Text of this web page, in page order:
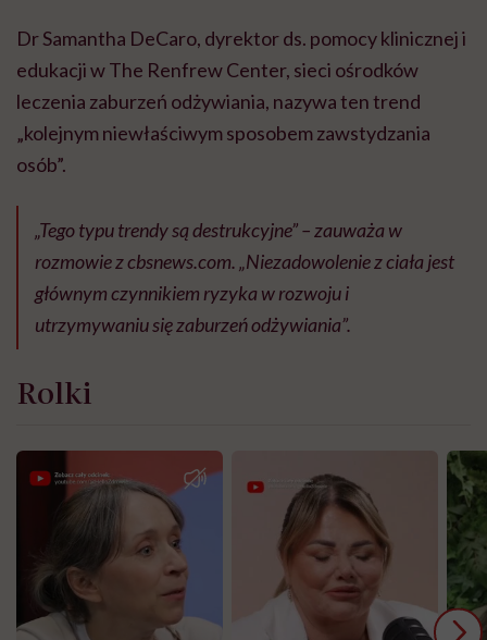
Dr Samantha DeCaro, dyrektor ds. pomocy klinicznej i
edukacji w The Renfrew Center, sieci ośrodków
leczenia zaburzeń odżywiania, nazywa ten trend
„kolejnym niewłaściwym sposobem zawstydzania
osób”.
„Tego typu trendy są destrukcyjne” – zauważa w
rozmowie zcbsnews.com. „Niezadowolenie z ciała jest
głównym czynnikiem ryzyka w rozwoju i
utrzymywaniu się zaburzeń odżywiania”.
Rolki